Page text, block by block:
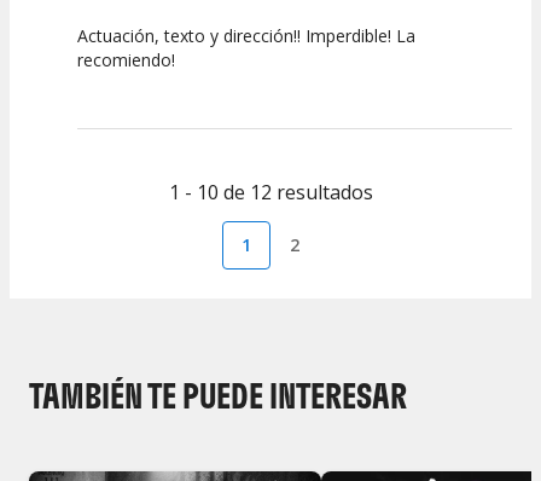
10 10 10
Actuación, texto y dirección!! Imperdible! La
recomiendo!
1 - 10 de 12 resultados
1 2
TAMBIÉN TE PUEDE INTERESAR